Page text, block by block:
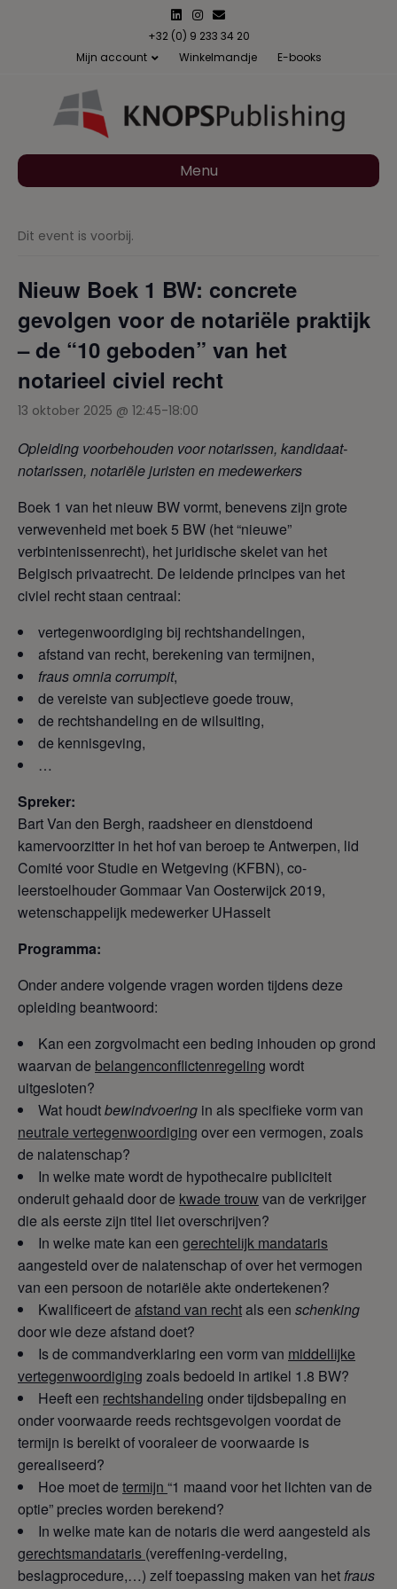
n
n
s
a
m
m
a
l
+32 (0) 9 233 34 20
Mijn account
Winkelmandje E-books
Menu
Dit event is voorbij.
Nieuw Boek 1 BW: concrete
gevolgen voor de notariële praktijk
– de “10 geboden” van het
notarieel civiel recht
13 oktober 2025 @ 12:45-18:00
Opleiding voorbehouden voor notarissen, kandidaat-
notarissen, notariële juristen en medewerkers
Boek 1 van het nieuw BW vormt, benevens zijn grote
verwevenheid met boek 5 BW (het “nieuwe”
verbintenissenrecht), het juridische skelet van het
Belgisch privaatrecht. De leidende principes van het
civiel recht staan centraal:
vertegenwoordiging bij rechtshandelingen,
afstand van recht, berekening van termijnen,
fraus omnia corrumpit,
de vereiste van subjectieve goede trouw,
de rechtshandeling en de wilsuiting,
de kennisgeving,
…
Spreker:
Bart Van den Bergh, raadsheer en dienstdoend
kamervoorzitter in het hof van beroep te Antwerpen, lid
Comité voor Studie en Wetgeving (KFBN), co-
leerstoelhouder Gommaar Van Oosterwijck 2019,
wetenschappelijk medewerker UHasselt
Programma:
Onder andere volgende vragen worden tijdens deze
opleiding beantwoord:
Kan een zorgvolmacht een beding inhouden op grond
waarvan de belangenconflictenregeling wordt
uitgesloten?
Wat houdtbewindvoering in als specifieke vorm van
neutrale vertegenwoordiging over een vermogen, zoals
de nalatenschap?
In welke mate wordt de hypothecaire publiciteit
onderuit gehaald door de kwade trouw van de verkrijger
die als eerste zijn titel liet overschrijven?
In welke mate kan een gerechtelijk mandataris
aangesteld over de nalatenschap of over het vermogen
van een persoon de notariële akte ondertekenen?
Kwalificeert de afstand van rechtals een schenking
door wie deze afstand doet?
Is de commandverklaring een vorm van middellijke
vertegenwoordiging zoals bedoeld in artikel 1.8 BW?
Heeft een rechtshandeling onder tijdsbepaling en
onder voorwaarde reeds rechtsgevolgen voordat de
termijn is bereikt of vooraleer de voorwaarde is
gerealiseerd?
Hoe moet de termijn “1 maand voor het lichten van de
optie” precies worden berekend?
In welke mate kan de notaris die werd aangesteld als
gerechtsmandataris (vereffening-verdeling,
beslagprocedure,…) zelf toepassing maken van hetfraus